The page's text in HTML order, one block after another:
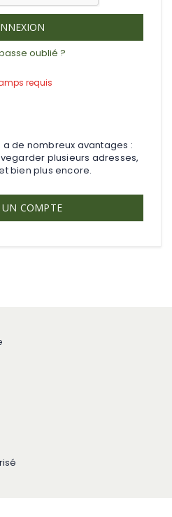
oublié ?
a de nombreux avantages :
plusieurs adresses,
bien plus encore.
UN COMPTE